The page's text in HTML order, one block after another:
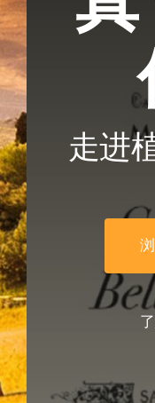
走进